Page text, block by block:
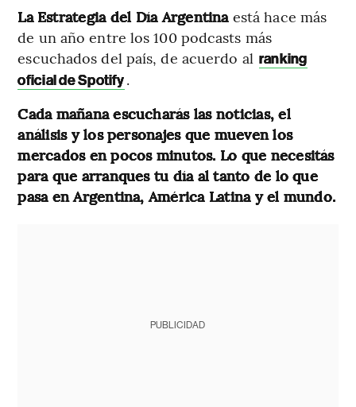
La Estrategia del Día Argentinaestá hace más
de un año entre los 100 podcasts más
escuchados del país, de acuerdo al ranking
oficial de Spotify.
Cada mañana escucharás las noticias, el
análisis y los personajes que mueven los
mercados en pocos minutos. Lo que necesitás
para que arranques tu día al tanto de lo que
pasa en Argentina, América Latina y el mundo.
PUBLICIDAD